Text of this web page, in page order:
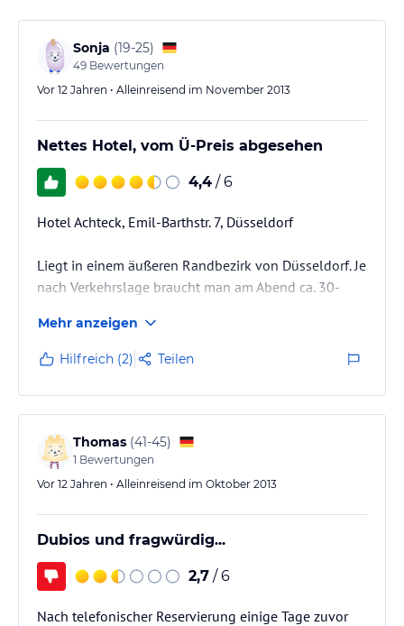
Sonja (19-25)
49 Bewertungen
Vor 12 Jahren • Alleinreisend im November 2013
Nettes Hotel, vom Ü-Preis abgesehen
4,4 / 6
Hotel Achteck, Emil-Barthstr. 7, Düsseldorf
Liegt in einem äußeren Randbezirk von Düsseldorf. Je
nach Verkehrslage braucht man am Abend ca. 30-
danach konnte man auch eine S-Bahn Station sehen -
müsste man prüfen, wie schnell diese Verbindung ist).
Es liegt hinter einem ALDI etwas von der Emil-Barth-
Str. zurückversetzt und war (zumindest an einem
Verregneten Herbst-Abend) von der Straße aus nicht
sofort zu lokalisieren. Hier lese ich zwar was von
"Parkplatz", war…
Mehr anzeigen
Hilfreich (2) Teilen
Thomas (41-45)
1 Bewertungen
Vor 12 Jahren • Alleinreisend im Oktober 2013
Dubios und fragwürdig...
2,7 / 6
Nach telefonischer Reservierung einige Tage zuvor